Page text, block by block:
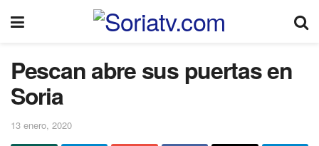
Pescan abre sus puertas en
Soria
13 enero, 2020